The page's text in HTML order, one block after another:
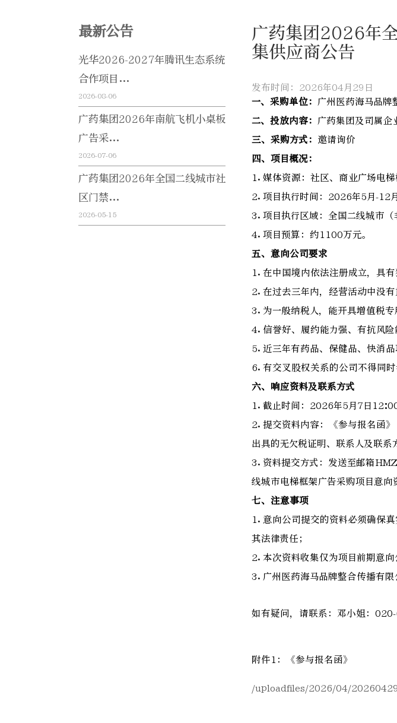
广药集团2026年
集供应商公告
发布时间：2026年04月29日
一、采购单位： 广州医药海马品牌
二、投放内容： 广药集团及司属企
三、采购方式： 邀请询价
四、项目概况：
1. 媒体资源：社区、商业广场电
2. 项目执行时间：2026年5月-12
3. 项目执行区域：全国二线城市（
4. 项目预算：约1100万元。
五、意向公司要求
1. 在中国境内依法注册成立，具
2. 在过去三年内，经营活动中没有
3. 为一般纳税人，能开具增值税
4. 信誉好、履约能力强、有抗风险
5. 近三年有药品、保健品、快消
6. 有交叉股权关系的公司不得同时
六、响应资料及联系方式
1. 截止时间：2026年5月7日12:00
2. 提交资料内容：《参与报名函
出具的无欠税证明、联系人及联系
3. 资料提交方式：发送至邮箱
线城市电梯框架广告采购项目意向
七、注意事项
1. 意向公司提交的资料必须确保
其法律责任；
2. 本次资料收集仅为项目前期意
3. 广州医药海马品牌整合传播有
如有疑问，请联系：邓小姐：
附件1：《参与报名函》
/uploadfiles/2026/04/
最新公告
光华2026-2027年腾讯生态系统
合作项目...
2026-08-06
广药集团2026年南航飞机小桌板
广告采...
2026-07-06
广药集团2026年全国二线城市社
区门禁...
2026-05-15